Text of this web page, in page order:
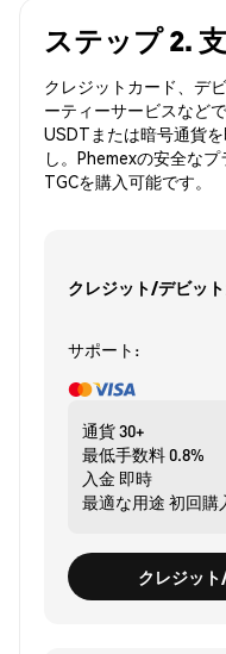
ステップ 2.
クレジットカード、デ
ーティーサービスなど
USDTまたは暗号通貨
し。Phemexの安全な
TGCを購入可能です。
クレジット/デビッ
サポート:
通貨30+
最低手数料0.8%
入金 即時
最適な用途 初回購
クレジッ